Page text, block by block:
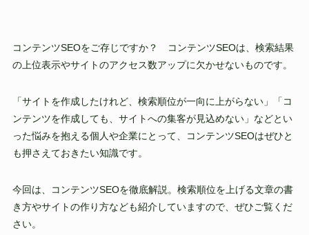
コンテンツSEOをご存じですか？ コンテンツSEOは、検索結果
の上位表示やサイトのアクセス数アップに欠かせないものです。
「サイトを作成したけれど、検索順位が一向に上がらない」「コ
ンテンツを作成しても、サイトへの集客が見込めない」などとい
った悩みを抱える個人や企業にとって、コンテンツSEOはぜひと
も押さえておきたい知識です。
今回は、コンテンツSEOを徹底解説。検索順位を上げる文章の書
き方やサイトの作り方なども紹介していますので、ぜひご覧くだ
さい。